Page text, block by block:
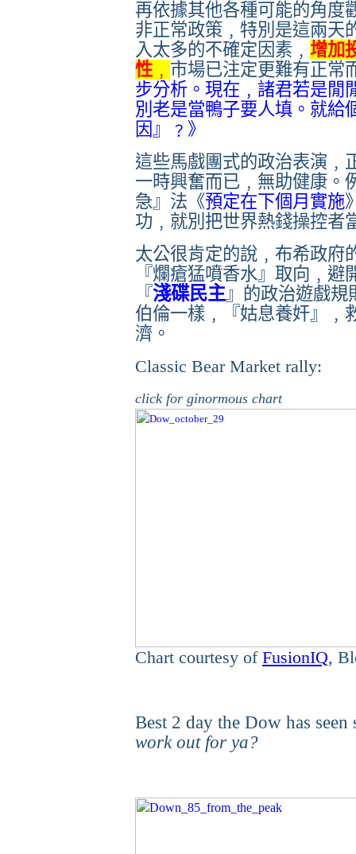
再依據其他各種可能的角度
非正常政策﹐特別是這兩天
入太多的不確定因素﹐ 增加
性 ﹐ 市場已注定更難有正常
步分析。現在﹐ 諸君若是閒
別老是當鴨子要人填。就給
因』﹖》
這些馬戲團式的政治表演﹐
一時興奮而已﹐無助健康。
急』法《預定在下個月實施
功﹐就別把世界熱錢操控者
太公很肯定的說﹐布希政府
『爛瘡猛噴香水』取向﹐
『淺碟民主』的政治遊戲規
伯倫一樣﹐『姑息養奸』﹐
濟。
Classic Bear Market rally:
click for ginormous chart
Chart courtesy of FusionIQ,
Best 2 day the Dow has
work out for ya?